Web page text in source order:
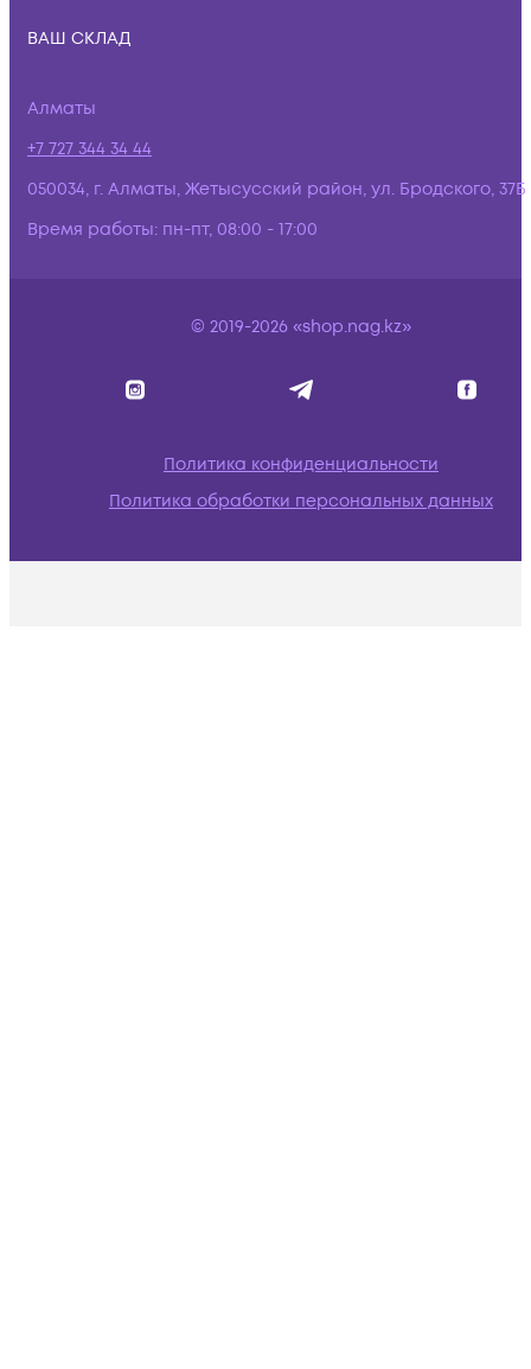
ВАШ СКЛАД
Алматы
+7 727 344 34 44
050034, г. Алматы, Жетысусский район, ул. Бродского, 37Б
Время работы: пн-пт, 08:00 - 17:00
© 2019-2026 «shop.nag.kz»
Политика конфиденциальности
Политика обработки персональных данных